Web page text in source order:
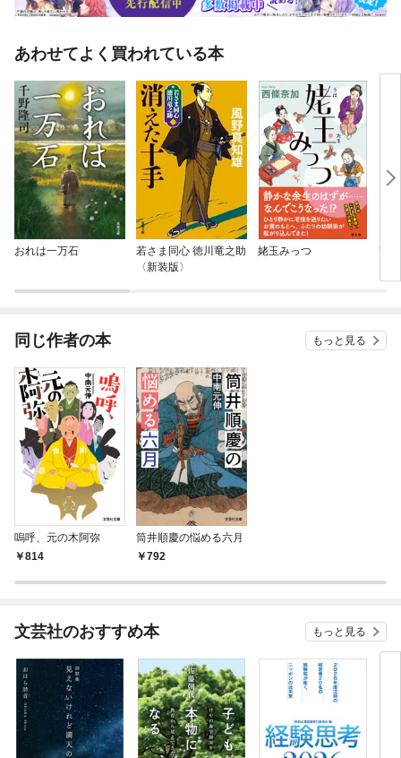
あわせてよく買われている本
おれは一万石
若さま同心 徳川竜之助
〈新装版〉
姥玉みっつ 密
同じ作者の本 もっと見る
嗚呼、元の木阿弥
814
筒井順慶の悩める六月
792
文芸社のおすすめ本 もっと見る